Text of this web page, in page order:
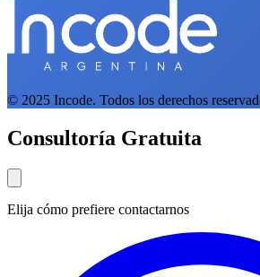
© 2025 Incode. Todos los derechos
Consultoría Gratuita
Elija cómo prefiere contactarnos